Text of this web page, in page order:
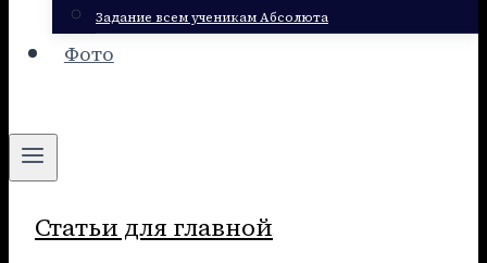
Задание всем ученикам Абсолюта
Фото
Статьи для главной